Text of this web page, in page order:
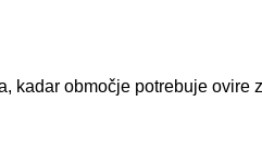
kadar območje potrebuje ovire